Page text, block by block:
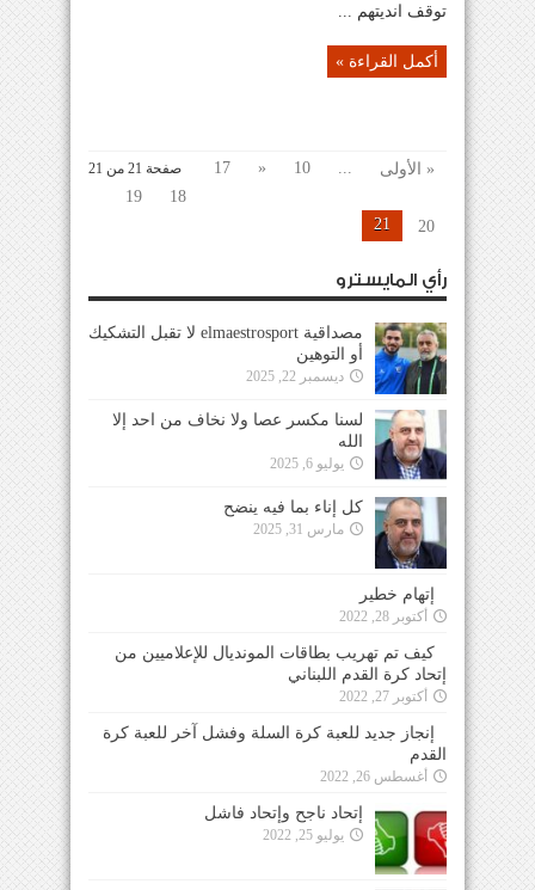
توقف انديتهم ...
أكمل القراءة »
صفحة 21 من 21 « الأولى ...
10
«
17
18
19
20
21
رأي المايسترو
مصداقية elmaestrosport لا تقبل التشكيك
أو التوهين
ديسمبر 22, 2025
لسنا مكسر عصا ولا نخاف من احد إلا
الله
يوليو 6, 2025
كل إناء بما فيه ينضح
مارس 31, 2025
إتهام خطير
أكتوبر 28, 2022
كيف تم تهريب بطاقات المونديال للإعلاميين من
إتحاد كرة القدم اللبناني
أكتوبر 27, 2022
إنجاز جديد للعبة كرة السلة وفشل آخر للعبة كرة
القدم
أغسطس 26, 2022
إتحاد ناجح وإتحاد فاشل
يوليو 25, 2022